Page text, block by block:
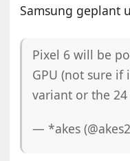
Samsung geplant
Pixel 6 will be
GPU (not sure if
variant or the
— *akes